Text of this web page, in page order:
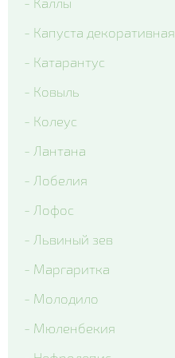
- Капуста декоративная
- Катарантус
- Ковыль
- Колеус
- Лантана
- Лобелия
- Лофос
- Львиный зев
- Маргаритка
- Молодило
- Мюленбекия